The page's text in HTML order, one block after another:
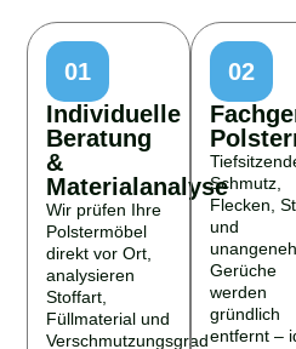
01
Individuelle
Beratung
&
Materialanalyse
Wir prüfen Ihre
Polstermöbel
direkt vor Ort,
analysieren
Stoffart,
Füllmaterial und
Verschmutzungsgrad
02
Schmutz,
Flecken,
und
Gerüche
werden
gründlich
entfernt –